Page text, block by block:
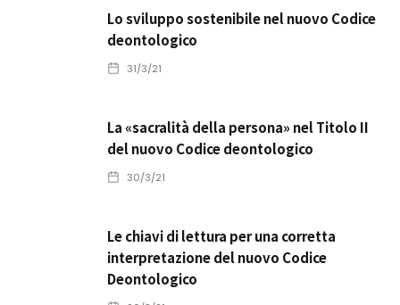
Lo sviluppo sostenibile nel nuovo Codice
deontologico
31/3/21
La «sacralità della persona» nel Titolo II
del nuovo Codice deontologico
30/3/21
Le chiavi di lettura per una corretta
interpretazione del nuovo Codice
Deontologico